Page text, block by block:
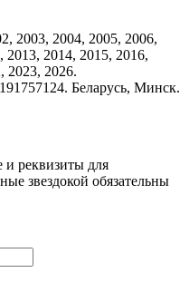
2003, 2004, 2005, 2006,
2013, 2014, 2015, 2016,
2023, 2026.
Беларусь, Минск.
и реквизиты для
звездокой обязательны